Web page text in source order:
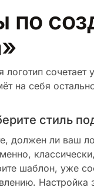
по
сочетает
на себя
стиль
должен ли ваш
шаблон, уже